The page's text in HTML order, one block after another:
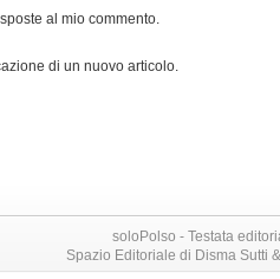
al mio commento.
di un nuovo articolo.
soloPolso - Testata
Spazio Editoriale di Disma Sutti